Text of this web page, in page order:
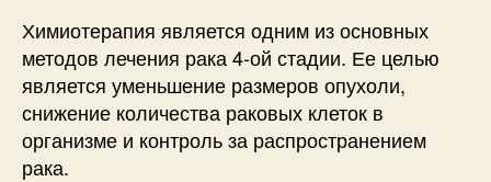
Химиотерапия является одним из основных
методов лечения рака 4-ой стадии. Ее целью
является уменьшение размеров опухоли,
снижение количества раковых клеток в
организме и контроль за распространением
рака.